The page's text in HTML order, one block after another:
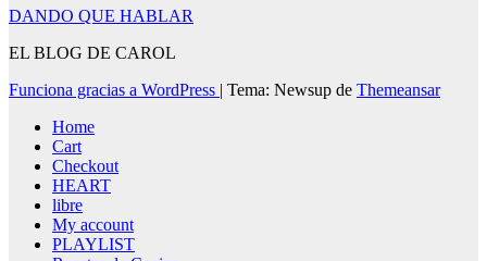
DANDO QUE HABLAR
EL BLOG DE CAROL
Funciona gracias a WordPress | Tema: Newsup de Themeansar
Home
Cart
Checkout
HEART
libre
My account
PLAYLIST